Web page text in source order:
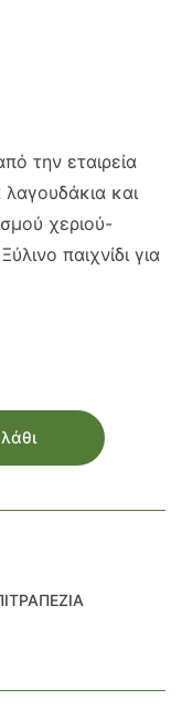
την εταιρεία
λαγουδάκια και
χεριού-
παιχνίδι για